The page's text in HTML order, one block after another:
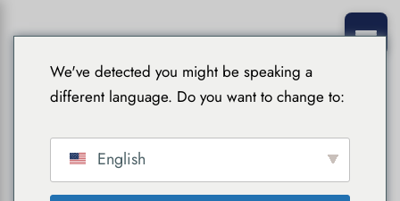
We've detected you might be speaking a
different language. Do you want to change to:
English